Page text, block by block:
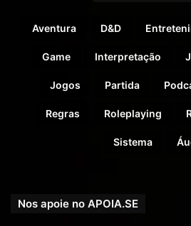
Aventura D&D
Game Interpretação
Jogos Partida
Regras Roleplaying
Sistema
Nos apoie no APOIA.SE